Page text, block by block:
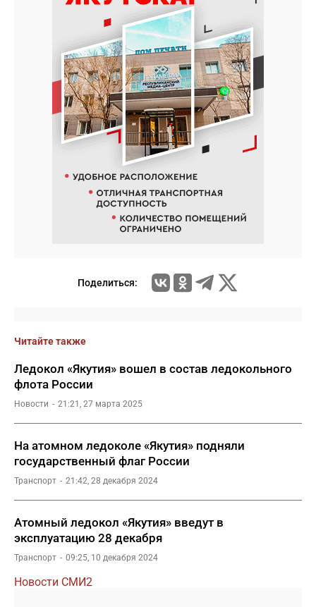
Поделиться:
Читайте также
Ледокол «Якутия» вошел в состав ледокольного
флота России
Новости 21:21, 27 марта 2025
На атомном ледоколе «Якутия» подняли
государственный флаг России
Транспорт 21:42, 28 декабря 2024
Атомный ледокол «Якутия» введут в
эксплуатацию 28 декабря
Транспорт 09:25, 10 декабря 2024
Новости СМИ2